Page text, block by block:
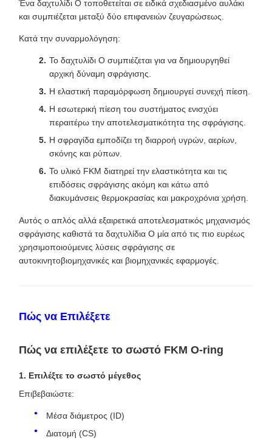
Ένα δαχτυλίδι O τοποθετείται σε ειδικά σχεδιασμένο αυλάκι
και συμπιέζεται μεταξύ δύο επιφανειών ζευγαρώσεως.
Κατά την συναρμολόγηση:
Το δαχτυλίδι O συμπιέζεται για να δημιουργηθεί
αρχική δύναμη σφράγισης.
Η ελαστική παραμόρφωση δημιουργεί συνεχή πίεση.
Η εσωτερική πίεση του συστήματος ενισχύει
περαιτέρω την αποτελεσματικότητα της σφράγισης.
Η σφραγίδα εμποδίζει τη διαρροή υγρών, αερίων,
σκόνης και ρύπων.
Το υλικό FKM διατηρεί την ελαστικότητα και τις
επιδόσεις σφράγισης ακόμη και κάτω από
διακυμάνσεις θερμοκρασίας και μακροχρόνια χρήση.
Αυτός ο απλός αλλά εξαιρετικά αποτελεσματικός μηχανισμός
σφράγισης καθιστά τα δαχτυλίδια O μία από τις πιο ευρέως
χρησιμοποιούμενες λύσεις σφράγισης σε
αυτοκινητοβιομηχανικές και βιομηχανικές εφαρμογές.
Πώς να Επιλέξετε
Πώς να επιλέξετε το σωστό FKM O-ring
1. Επιλέξτε το σωστό μέγεθος
Επιβεβαιώστε:
Μέσα διάμετρος (ID)
Διατομή (CS)